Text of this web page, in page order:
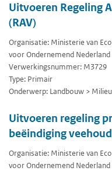
Uitvoeren Regeling
(RAV)
Organisatie: Ministerie van
voor Ondernemend Nederland
Verwerkingsnummer: M3729
Type: Primair
Onderwerp: Landbouw >
Uitvoeren regeling
beëindiging
Organisatie: Ministerie van
voor Ondernemend Nederland